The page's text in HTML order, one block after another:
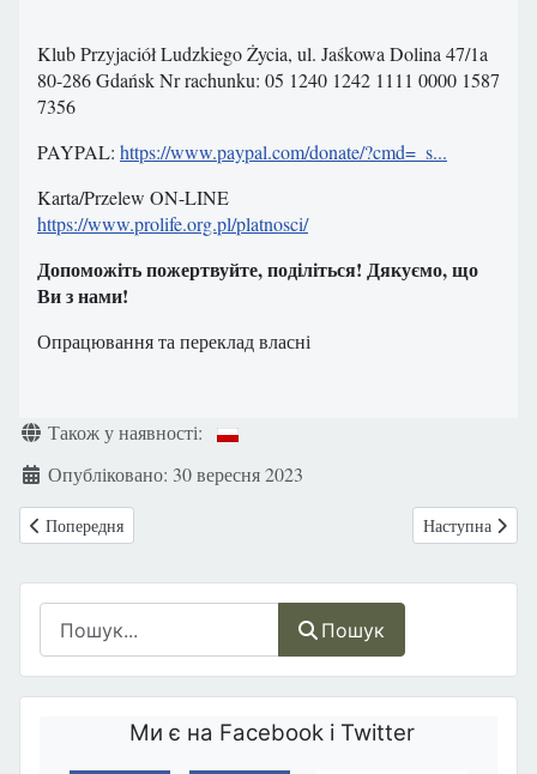
Пошук
Ми є на Facebook і Twitter
Klub Przyjaciół Ludzkiego Życia, ul. Jaśkowa Dolina 47/1a
80-286 Gdańsk Nr rachunku: 05 1240 1242 1111 0000 1587
7356
PAYPAL: https://www.paypal.com/donate/?cmd=_s...
Karta/Przelew ON-LINE
https://www.prolife.org.pl/platnosci/
Допоможіть пожертвуйте, поділіться! Дякуємо, що
Ви з нами!
Опрацювання та переклад власні
ДеталіТакож у наявності:
Опубліковано: 30 вересня 2023
Попередня стаття: Канада: По всій країні будуть створені будинки
Попередня Наступна
Наступна